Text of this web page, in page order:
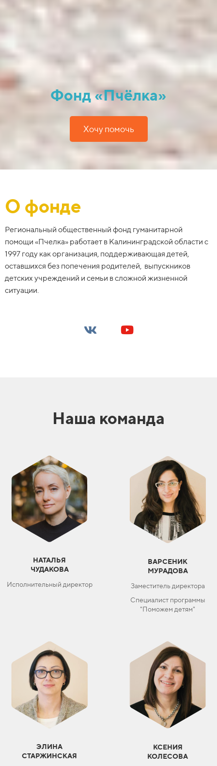
Фонд «Пчёлка»
Хочу помочь
О фонде
Региональный общественный фонд гуманитарной
помощи «Пчелка» работает в Калининградской области с
1997 году как организация, поддерживающая детей,
оставшихся без попечения родителей, выпускников
детских учреждений и семьи в сложной жизненной
ситуации.
Наша команда
НАТАЛЬЯ
ЧУДАКОВА
Исполнительный директор
ВАРСЕНИК
МУРАДОВА
Заместитель директора
Специалист программы
"Поможем детям"
ЭЛИНА
СТАРЖИНСКАЯ
КСЕНИЯ
КОЛЕСОВА